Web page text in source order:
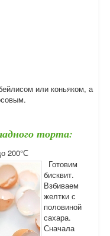
или коньяком, а
торта:
200°С
Готовим
бисквит.
Взбиваем
желтки с
половиной
сахара.
Сначала